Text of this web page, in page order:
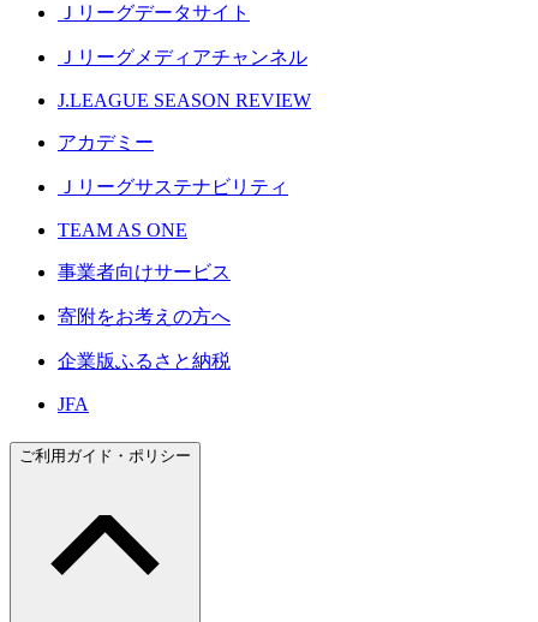
Ｊリーグデータサイト
Ｊリーグメディアチャンネル
J.LEAGUE SEASON REVIEW
アカデミー
Ｊリーグサステナビリティ
TEAM AS ONE
事業者向けサービス
寄附をお考えの方へ
企業版ふるさと納税
JFA
ご利用ガイド・ポリシー